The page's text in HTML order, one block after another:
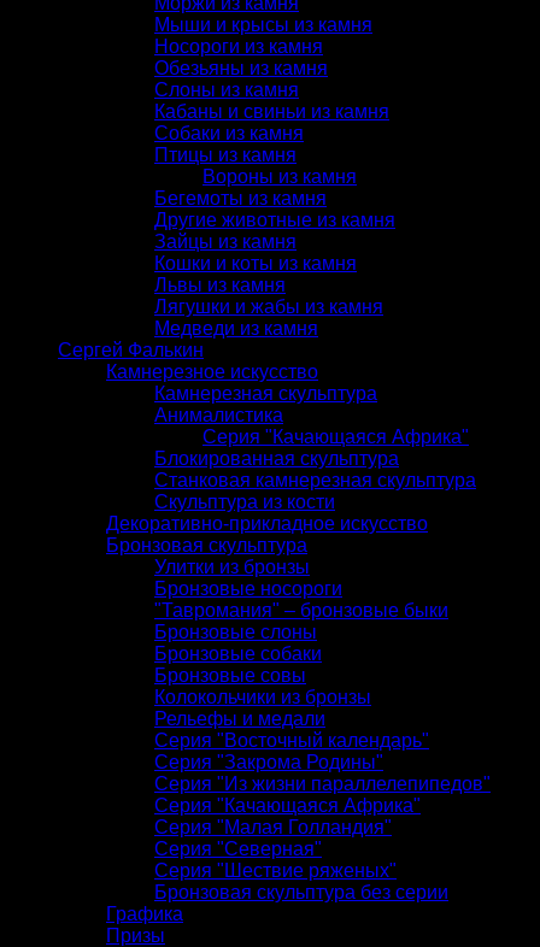
Мыши и крысы из камня
Носороги из камня
Обезьяны из камня
Слоны из камня
Кабаны и свиньи из камня
Собаки из камня
Птицы из камня
Вороны из камня
Бегемоты из камня
Другие животные из камня
Зайцы из камня
Кошки и коты из камня
Львы из камня
Лягушки и жабы из камня
Медведи из камня
Сергей Фалькин
Камнерезное искусство
Камнерезная скульптура
Анималистика
Серия "Качающаяся Африка"
Блокированная скульптура
Станковая камнерезная скульптура
Скульптура из кости
Декоративно-прикладное искусство
Бронзовая скульптура
Улитки из бронзы
Бронзовые носороги
"Тавромания" – бронзовые быки
Бронзовые слоны
Бронзовые собаки
Бронзовые совы
Колокольчики из бронзы
Рельефы и медали
Серия "Восточный календарь"
Серия "Закрома Родины"
Серия "Из жизни параллелепипедов"
Серия "Качающаяся Африка"
Серия "Малая Голландия"
Серия "Северная"
Серия "Шествие ряженых"
Бронзовая скульптура без серии
Графика
Призы